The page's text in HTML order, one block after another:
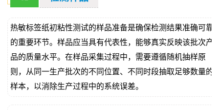
热敏标签纸初粘性测试的样品准备是确保检测结果准确可靠
的重要环节。样品应当具有代表性，能够真实反映该批次产
品的质量水平。在样品采集过程中，需要遵循随机抽样原
则，从同一生产批次的不同位置、不同时段抽取足够数量的
样本，以消除生产过程中的系统误差。